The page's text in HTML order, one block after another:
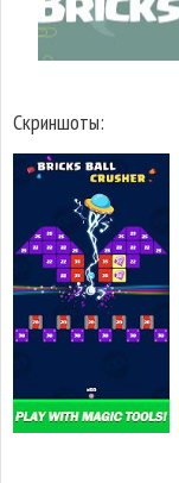
Скриншоты: